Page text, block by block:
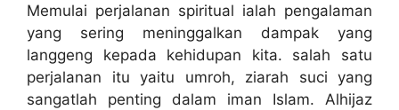
Memulai perjalanan spiritual ialah pengalaman
yang sering meninggalkan dampak yang
langgeng kepada kehidupan kita. salah satu
perjalanan itu yaitu umroh, ziarah suci yang
sangatlah penting dalam iman Islam. Alhijaz